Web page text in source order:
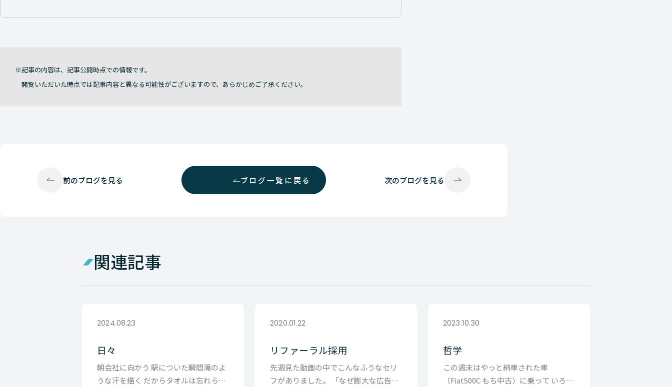
記事の内容は、記事公開時点での情報です。
閲覧いただいた時点では記事内容と異なる可能性がございますので、あらかじめご了承ください。
前のブログを見る ブログ一覧に戻る 次のブログを見る
関連記事
2024.08.23
日々
朝会社に向かう 駅についた瞬間滝のよ
うな汗を描く だからタオルは忘れられ
2020.01.22
リファーラル採用
先週見た動画の中でこんなふうなセリ
フがありました。 「なぜ膨大な広告費
2023.10.30
哲学
この週末はやっと納車された車
（Fiat500C もち中古）に乗って いろい